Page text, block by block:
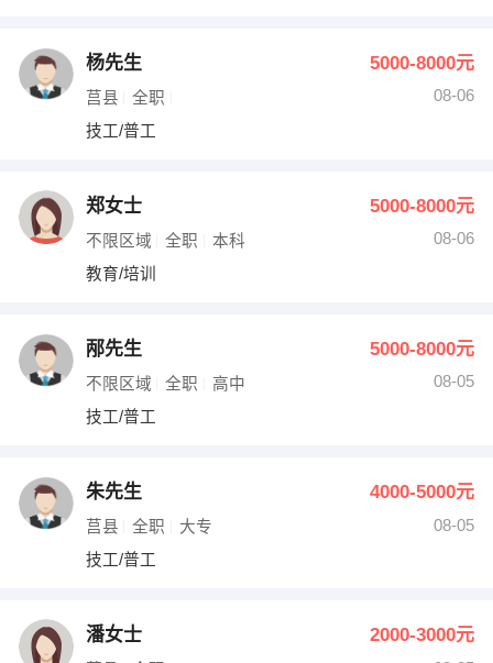
杨先生 5000-8000元
莒县 全职
08-06
技工/普工
郑女士 5000-8000元
不限区域 全职 本科
08-06
教育/培训
邴先生 5000-8000元
不限区域 全职 高中
08-05
技工/普工
朱先生 4000-5000元
莒县 全职 大专
08-05
技工/普工
潘女士 2000-3000元